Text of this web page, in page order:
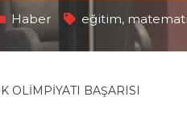
Haber eğitim,
OLİMPİYATI BAŞARISI